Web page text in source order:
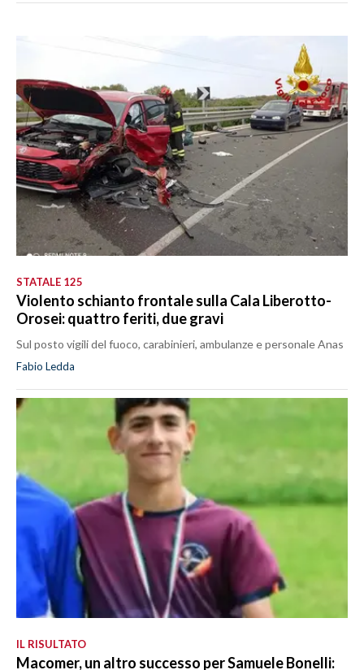
STATALE 125
Violento schianto frontale sulla Cala Liberotto-
Orosei: quattro feriti, due gravi
Sul posto vigili del fuoco, carabinieri, ambulanze e personale Anas
Fabio Ledda
IL RISULTATO
Macomer, un altro successo per Samuele Bonelli: